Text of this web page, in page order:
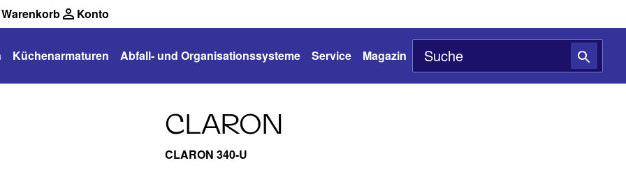
Warenkorb Konto
Küchenarmaturen Abfall- und Organisationssysteme Service Magazin
CLARON
CLARON 340-U